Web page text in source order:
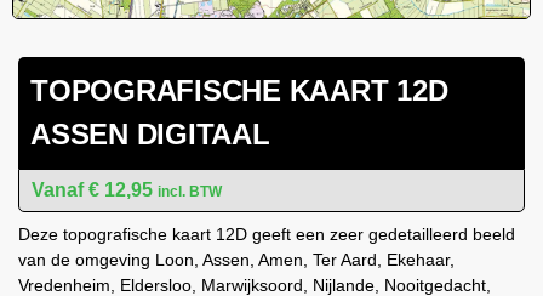
TOPOGRAFISCHE KAART 12D
ASSEN DIGITAAL
€ 12,95 incl. BTW
Deze topografische kaart 12D geeft een zeer gedetailleerd beeld
van de omgeving Loon, Assen, Amen, Ter Aard, Ekehaar,
Vredenheim, Eldersloo, Marwijksoord, Nijlande, Nooitgedacht,